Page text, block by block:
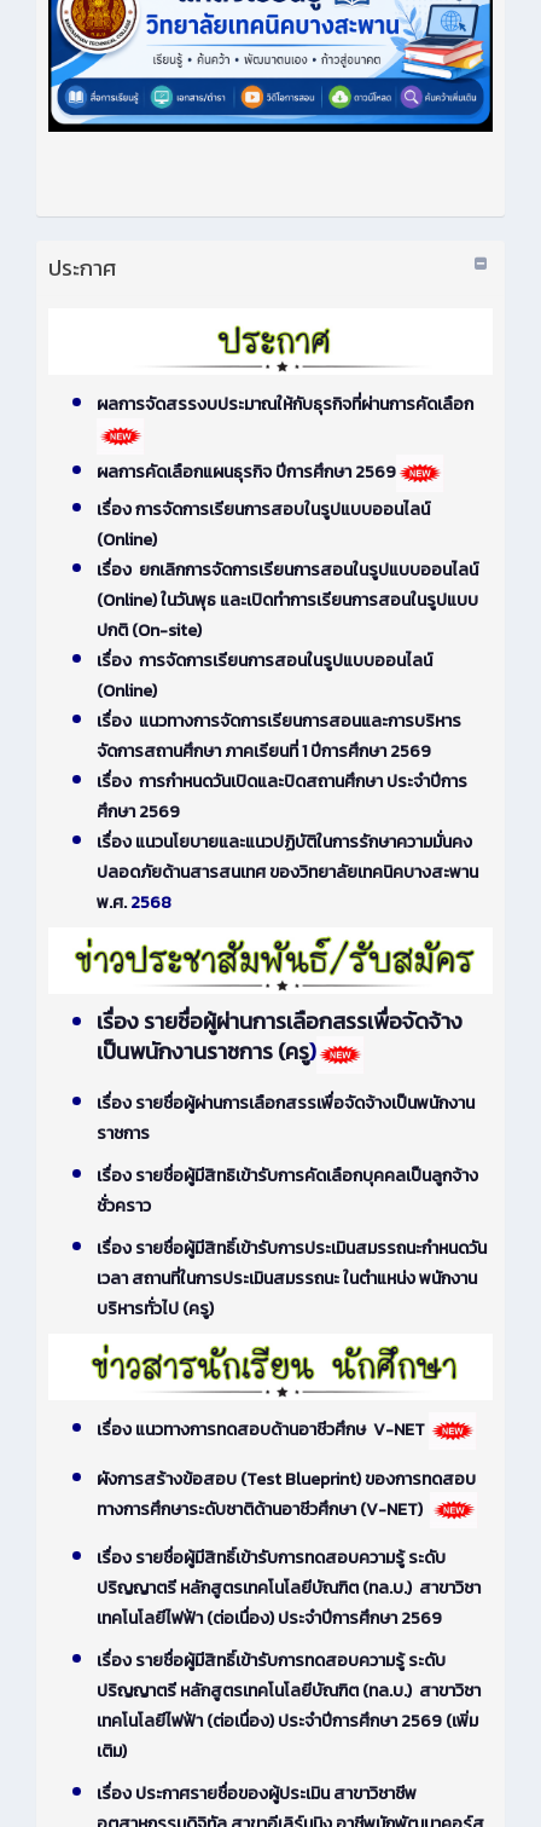
ประกาศ
ผลการจัดสรรงบประมาณให้กับธุรกิจที่ผ่านการคัดเลือก
ผลการคัดเลือกแผนธุรกิจ ปีการศึกษา 2569
เรื่อง การจัดการเรียนการสอบในรูปแบบออนไลน์
(Online)
เรื่อง ยกเลิกการจัดการเรียนการสอนในรูปแบบออนไลน์
(Online) ในวันพุธ และเปิดทำการเรียนการสอนในรูปแบบ
ปกติ (On-site)
เรื่อง การจัดการเรียนการสอนในรูปแบบออนไลน์
(Online)
เรื่อง แนวทางการจัดการเรียนการสอนและการบริหาร
จัดการสถานศึกษา ภาคเรียนที่ 1 ปีการศึกษา 2569
เรื่อง การกำหนดวันเปิดและปิดสถานศึกษา ประจำปีการ
ศึกษา 2569
เรื่อง แนวนโยบายและแนวปฏิบัติในการรักษาความมั่นคง
ปลอดภัยด้านสารสนเทศ ของวิทยาลัยเทคนิคบางสะพาน
พ.ศ.2568
เรื่อง รายชื่อผู้ผ่านการเลือกสรรเพื่อจัดจ้าง
เป็นพนักงานราชการ (ครู)
เรื่อง รายชื่อผู้ผ่านการเลือกสรรเพื่อจัดจ้างเป็นพนักงาน
ราชการ
เรื่อง รายชื่อผู้มีสิทธิเข้ารับการคัดเลือกบุคคลเป็นลูกจ้าง
ชั่วคราว
เรื่อง รายชื่อผู้มีสิทธิ์เข้ารับการประเมินสมรรถนะกำหนดวัน
เวลา สถานที่ในการประเมินสมรรถนะ ในตำแหน่ง พนักงาน
บริหารทั่วไป (ครู)
เรื่อง แนวทางการทดสอบด้านอาชีวศึกษ V-NET
ผังการสร้างข้อสอบ (Test Blueprint) ของการทดสอบ
ทางการศึกษาระดับชาติด้านอาชีวศึกษา (V-NET)
เรื่อง รายชื่อผู้มีสิทธิ์เข้ารับการทดสอบความรู้ ระดับ
ปริญญาตรี หลักสูตรเทคโนโลยีบัณฑิต (ทล.บ.) สาขาวิชา
เทคโนโลยีไฟฟ้า (ต่อเนื่อง) ประจำปีการศึกษา 2569
เรื่อง รายชื่อผู้มีสิทธิ์เข้ารับการทดสอบความรู้ ระดับ
ปริญญาตรี หลักสูตรเทคโนโลยีบัณฑิต (ทล.บ.) สาขาวิชา
เทคโนโลยีไฟฟ้า (ต่อเนื่อง) ประจำปีการศึกษา 2569 (เพิ่ม
เติม)
เรื่อง ประกาศรายชื่อของผู้ประเมิน สาขาวิชาชีพ